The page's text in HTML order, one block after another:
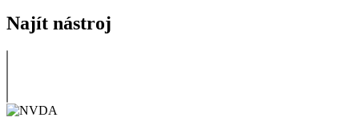
Najít nástroj